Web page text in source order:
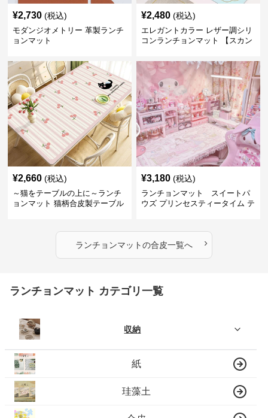
¥2,730 (税込)
モダンジオメトリー 革製ランチ
ョンマット
¥2,480 (税込)
エレガントカラー レザー調シリ
コンランチョンマット 【スカン
¥2,660 (税込)
～猫をテーブルの上に～ランチ
ョンマット 猫柄合皮製テーブル
トセール皆様に良さを知ってほ
しい～ ～緊急300円引き～
¥3,180 (税込)
ランチョンマット スイートパ
ウズ プリンセスティータイム テ
ランチョンマットの合皮一覧へ ›
ランチョンマット カテゴリ一覧
収納
紙
珪藻土